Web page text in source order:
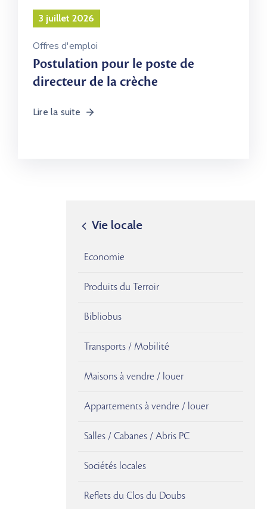
3 juillet 2026
Offres d'emploi
Postulation pour le poste de
directeur de la crèche
Lire la suite
Vie locale
Economie
Produits du Terroir
Bibliobus
Transports / Mobilité
Maisons à vendre / louer
Appartements à vendre / louer
Salles / Cabanes / Abris PC
Sociétés locales
Reflets du Clos du Doubs